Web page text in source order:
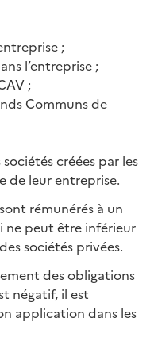
;
l’entreprise ;
;
Communs de
créées par les
de leur entreprise.
rémunérés à un
ne peut être inférieur
sociétés privées.
des obligations
négatif, il est
application dans les